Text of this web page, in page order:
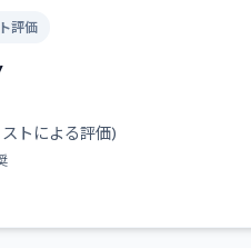
評価
トによる評価)